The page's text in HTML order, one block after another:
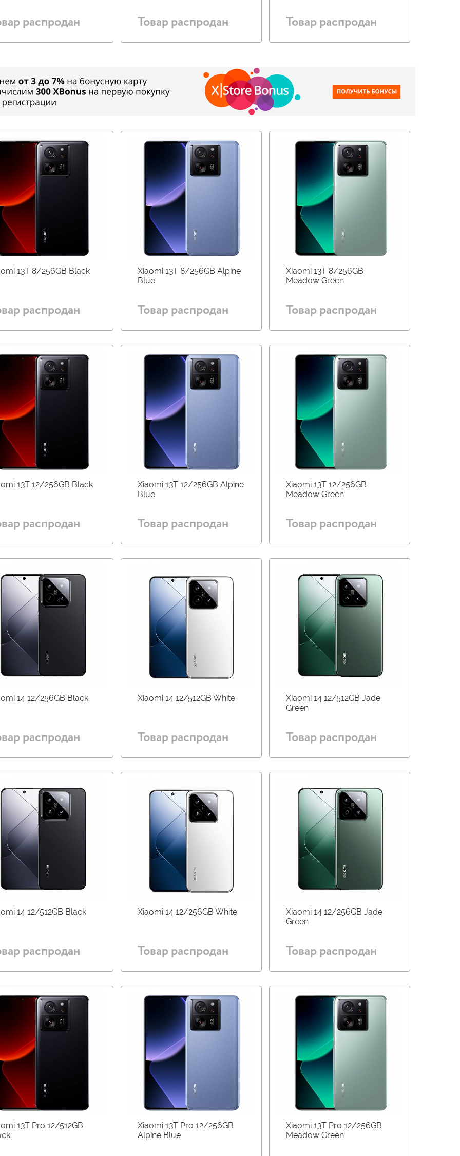
распродан Товар распродан Товар распродан
13T 8/256GB Black
распродан
Xiaomi 13T 8/256GB Alpine
Blue
Товар распродан
Xiaomi 13T 8/256GB
Meadow Green
Товар распродан
13T 12/256GB Black
распродан
Xiaomi 13T 12/256GB Alpine
Blue
Товар распродан
Xiaomi 13T 12/256GB
Meadow Green
Товар распродан
14 12/256GB Black
распродан
Xiaomi 14 12/512GB White
Товар распродан
Xiaomi 14 12/512GB Jade
Green
Товар распродан
14 12/512GB Black
распродан
Xiaomi 14 12/256GB White
Товар распродан
Xiaomi 14 12/256GB Jade
Green
Товар распродан
13T Pro 12/512GB
Xiaomi 13T Pro 12/256GB
Alpine Blue
Xiaomi 13T Pro 12/256GB
Meadow Green